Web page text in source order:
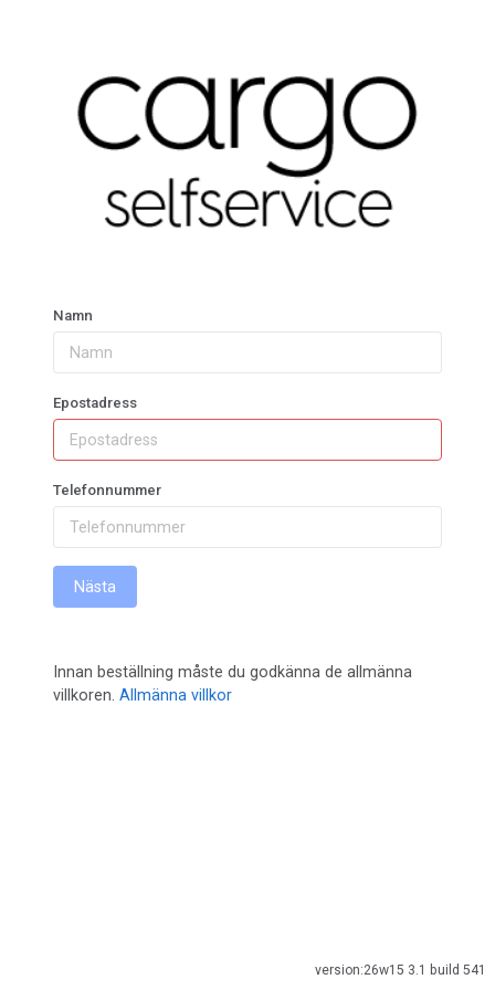
Namn
Epostadress
Telefonnummer
Nästa
Innan beställning måste du godkänna de allmänna
villkoren. Allmänna villkor
version:26w15 3.1 build 541